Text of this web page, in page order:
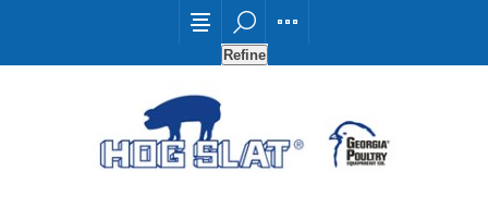
Refine